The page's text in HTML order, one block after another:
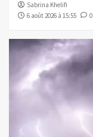
Sabrina Khelifi
6 août 2026 à 15:55
0